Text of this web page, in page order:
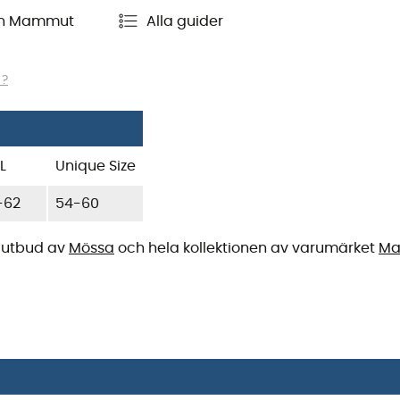
Mammut Alla guider
Unique Size
54-60
av Mössa och hela kollektionen av varumärket